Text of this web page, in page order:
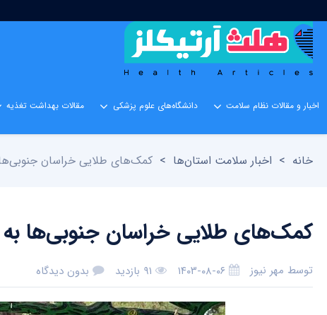
اخبار و مقالات نظام سلامت دانشگاه‌های علوم پزشکی مقالات بهداشت تغذیه
خانه > اخبار سلامت استان‌ها > کمک‌های طلایی خراسان
کمک‌های طلایی خراسان جنوبی‌ها
توسط مهر نیوز ۱۴۰۳-۰۸-۰۶ ۹۱ بازدید بدون دیدگاه